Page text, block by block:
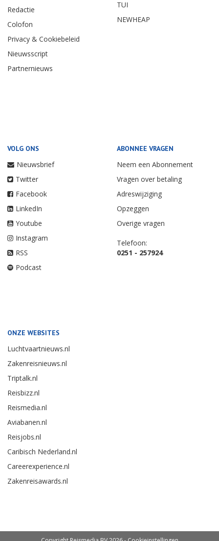
Redactie
Colofon
Privacy & Cookiebeleid
Nieuwsscript
Partnernieuws
TUI
NEWHEAP
VOLG ONS
Nieuwsbrief
Twitter
Facebook
LinkedIn
Youtube
Instagram
RSS
Podcast
ABONNEE VRAGEN
Neem een Abonnement
Vragen over betaling
Adreswijziging
Opzeggen
Overige vragen
Telefoon:
0251 - 257924
ONZE WEBSITES
Luchtvaartnieuws.nl
Zakenreisnieuws.nl
Triptalk.nl
Reisbizz.nl
Reismedia.nl
Aviabanen.nl
Reisjobs.nl
Caribisch Nederland.nl
Careerexperience.nl
Zakenreisawards.nl